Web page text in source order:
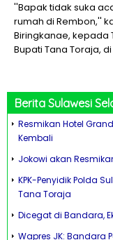
''Bapak tidak suka
rumah di Rembon,''
Biringkanae, kepada
Bupati Tana Toraja,
Berita Sulawesi
Resmikan Hotel
Kembali
Jokowi akan
KPK-Penyidik Polda
Tana Toraja
Dicegat di Bandara,
Wapres JK: Bandara